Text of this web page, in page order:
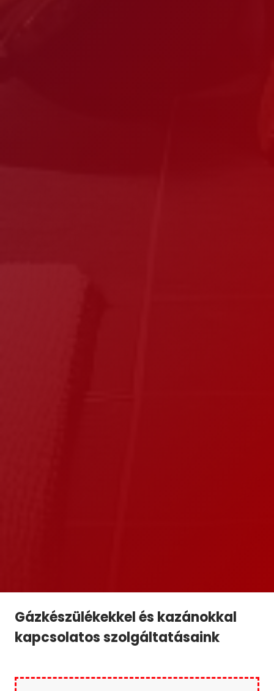
Gázkészülékekkel és kazánokkal
kapcsolatos szolgáltatásaink